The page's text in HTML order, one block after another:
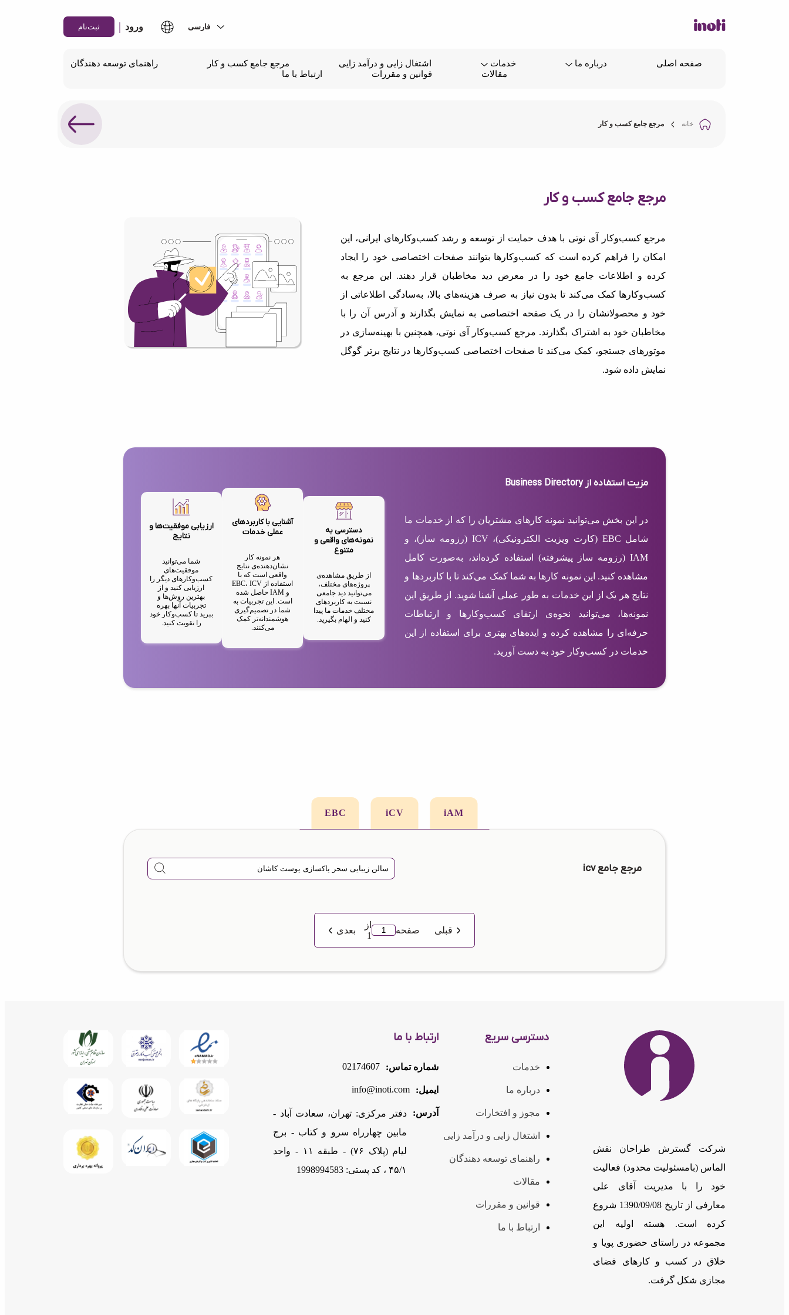
ورود | ثبت‌نام
صفحه اصلی درباره ما خدمات اشتغال زایی و درآمد زایی مرجع جامع کسب و کار
راهنمای توسعه دهندگان
مقالات
قوانین و مقررات ارتباط با ما
خانه مرجع جامع کسب و کار
مرجع جامع کسب و کار
مرجع کسب‌وکار آی نوتی با هدف حمایت از توسعه و رشد کسب‌وکارهای ایرانی، این
امکان را فراهم کرده است که کسب‌وکارها بتوانند صفحات اختصاصی خود را ایجاد
کرده و اطلاعات جامع خود را در معرض دید مخاطبان قرار دهند. این مرجع به
کسب‌وکارها کمک می‌کند تا بدون نیاز به صرف هزینه‌های بالا، به‌سادگی اطلاعاتی از
خود و محصولاتشان را در یک صفحه اختصاصی به نمایش بگذارند و آدرس آن را با
مخاطبان خود به اشتراک بگذارند. مرجع کسب‌وکار آی نوتی، همچنین با بهینه‌سازی در
موتورهای جستجو، کمک می‌کند تا صفحات اختصاصی کسب‌وکارها در نتایج برتر گوگل
نمایش داده شود.
مزیت استفاده از Business Directory
در این بخش می‌توانید نمونه کارهای مشتریان را که از خدمات ما
شامل EBC (کارت ویزیت الکترونیکی)، ICV (رزومه ساز)، و
IAM (رزومه ساز پیشرفته) استفاده کرده‌اند، به‌صورت کامل
مشاهده کنید. این نمونه کارها به شما کمک می‌کند تا با کاربردها و
نتایج هر یک از این خدمات به طور عملی آشنا شوید. از طریق این
نمونه‌ها، می‌توانید نحوه‌ی ارتقای کسب‌وکارها و ارتباطات
حرفه‌ای را مشاهده کرده و ایده‌های بهتری برای استفاده از این
خدمات در کسب‌وکار خود به دست آورید.
دسترسی به
نمونه‌های واقعی و
متنوع
از طریق مشاهده‌ی
پروژه‌های مختلف،
می‌توانید دید جامعی
نسبت به کاربردهای
مختلف خدمات ما پیدا
کنید و الهام بگیرید.
آشنایی با کاربردهای
عملی خدمات
هر نمونه کار
نشان‌دهنده‌ی نتایج
واقعی است که با
استفاده از EBC، ICV
و IAM حاصل شده
است. این تجربیات به
شما در تصمیم‌گیری
هوشمندانه‌تر کمک
می‌کنند.
ارزیابی موفقیت‌ها و
نتایج
شما می‌توانید
موفقیت‌های
کسب‌وکارهای دیگر را
ارزیابی کنید و از
بهترین روش‌ها و
تجربیات آنها بهره
ببرید تا کسب‌وکار خود
را تقویت کنید.
iAM
iCV
EBC
مرجع جامع icv
قبلی صفحه
از
1
بعدی
شرکت گسترش طراحان نقش
الماس (بامسئوليت محدود) فعالیت
خود را با مدیریت آقای علی
معارفی از تاریخ 1390/09/08 شروع
کرده است. هسته اولیه این
مجموعه در راستای حضوری پویا و
خلاق در کسب و کارهای فضای
مجازی شکل گرفت.
دسترسی سریع
خدمات
درباره ما
مجوز و افتخارات
اشتغال زایی و درآمد زایی
راهنمای توسعه دهندگان
مقالات
قوانین و مقررات
ارتباط با ما
ارتباط با ما
شماره تماس: 02174607
ایمیل: info@inoti.com
آدرس:
دفتر مرکزی: تهران، سعادت آباد -
مابین چهارراه سرو و کتاب - برج
لیام (پلاک ۷۶) - طبقه ۱۱ - واحد
۴۵/۱ ، کد پستی: 1998994583